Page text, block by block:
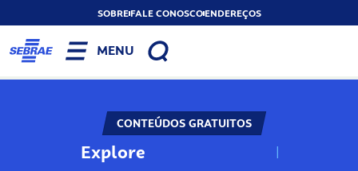
SOBREFALE CONOSCOENDEREÇOS
MENU
CONTEÚDOS GRATUITOS
Explore N